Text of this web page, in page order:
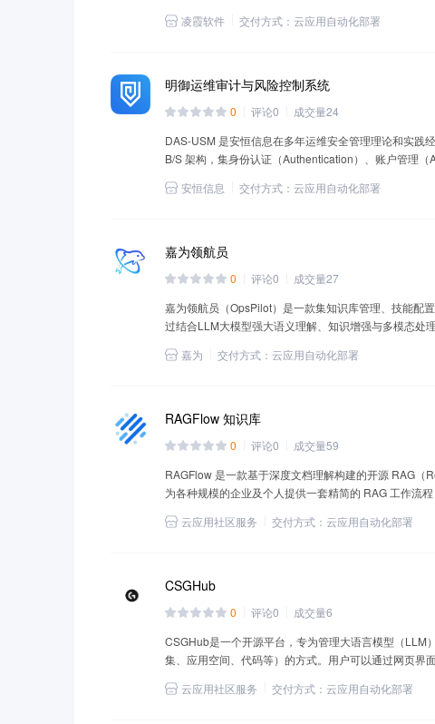
凌霞软件
交付方式： 云应用自动化部署
明御运维审计与风险控制系统
0 评论0 成交量24
DAS-USM 是安恒信息在多年运维安全管理理论和实践
B/S 架构，集身份认证（Authentication）、账户管理
具备全方位运维风险控制能力的统一安全管理与审计产品
安恒信息 交付方式： 云应用自动化部署
嘉为领航员
0 评论0 成交量27
嘉为领航员（OpsPilot）是一款集知识库管理、技能配
过结合LLM大模型强大语义理解、知识增强与多模态处
嘉为
交付方式： 云应用自动化部署
RAGFlow 知识库
0 评论0 成交量59
RAGFlow 是一款基于深度文档理解构建的开源 RAG
为各种规模的企业及个人提供一套精简的 RAG 工作流
云应用社区服务 交付方式： 云应用自动化部署
CSGHub
0 评论0 成交量6
CSGHub是一个开源平台，专为管理大语言模型（LLM
集、应用空间、代码等）的方式。用户可以通过网页界
云应用社区服务 交付方式： 云应用自动化部署